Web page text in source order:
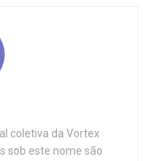
coletiva da Vortex
sob este nome são